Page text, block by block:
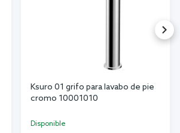
Ksuro 01 grifo para lavabo de pie
cromo 10001010
Disponible